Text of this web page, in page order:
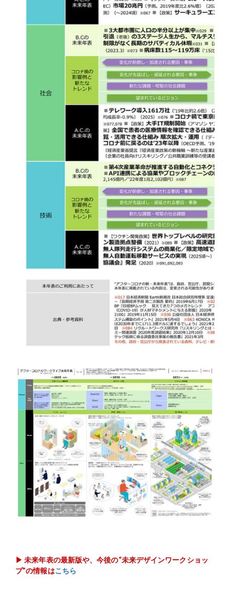
▶︎ 未来年表の最新版や、今後の“未来デザインワークショッ
プ”の情報はこちら